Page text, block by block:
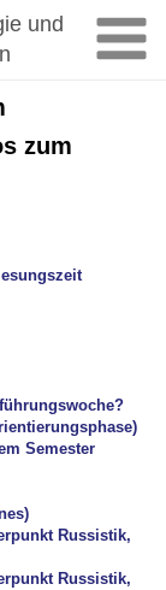
und
zum
Semester
Russistik,
Russistik,